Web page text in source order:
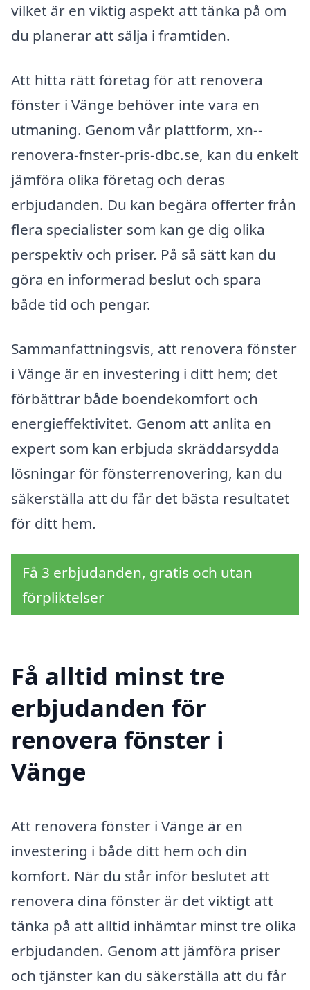
vilket är en viktig aspekt att tänka på om
du planerar att sälja i framtiden.
Att hitta rätt företag för att renovera
fönster i Vänge behöver inte vara en
utmaning. Genom vår plattform, xn--
renovera-fnster-pris-dbc.se, kan du enkelt
jämföra olika företag och deras
erbjudanden. Du kan begära offerter från
flera specialister som kan ge dig olika
perspektiv och priser. På så sätt kan du
göra en informerad beslut och spara
både tid och pengar.
Sammanfattningsvis, att renovera fönster
i Vänge är en investering i ditt hem; det
förbättrar både boendekomfort och
energieffektivitet. Genom att anlita en
expert som kan erbjuda skräddarsydda
lösningar för fönsterrenovering, kan du
säkerställa att du får det bästa resultatet
för ditt hem.
Få 3 erbjudanden, gratis och utan
förpliktelser
Få alltid minst tre
erbjudanden för
renovera fönster i
Vänge
Att renovera fönster i Vänge är en
investering i både ditt hem och din
komfort. När du står inför beslutet att
renovera dina fönster är det viktigt att
tänka på att alltid inhämtar minst tre olika
erbjudanden. Genom att jämföra priser
och tjänster kan du säkerställa att du får